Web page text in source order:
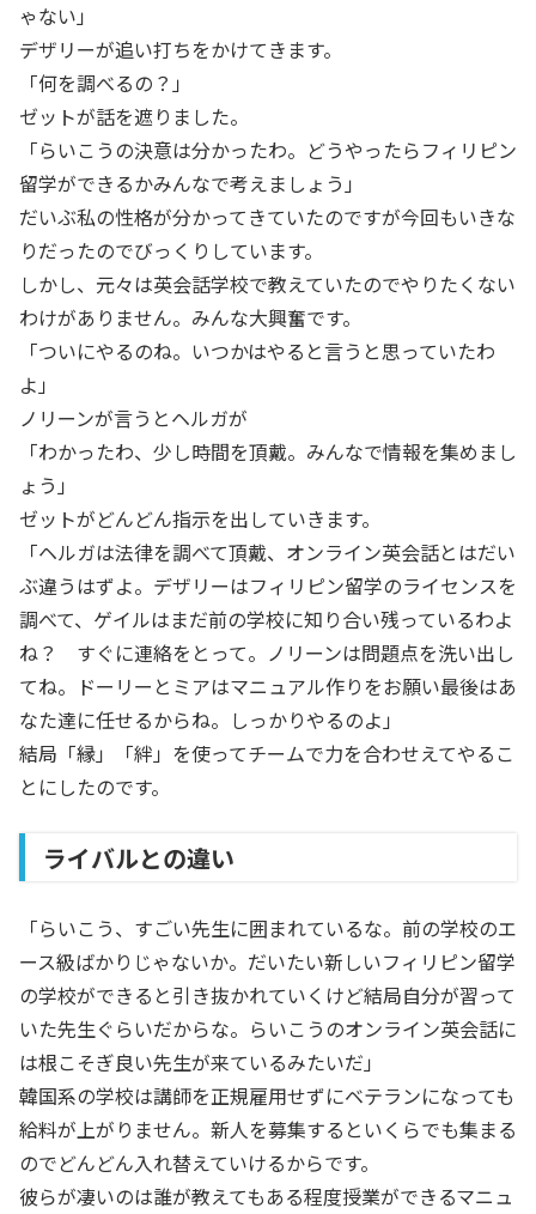
ゃない」
デザリーが追い打ちをかけてきます。
「何を調べるの？」
ゼットが話を遮りました。
「らいこうの決意は分かったわ。どうやったらフィリピン
留学ができるかみんなで考えましょう」
だいぶ私の性格が分かってきていたのですが今回もいきな
りだったのでびっくりしています。
しかし、元々は英会話学校で教えていたのでやりたくない
わけがありません。みんな大興奮です。
「ついにやるのね。いつかはやると言うと思っていたわ
よ」
ノリーンが言うとヘルガが
「わかったわ、少し時間を頂戴。みんなで情報を集めまし
ょう」
ゼットがどんどん指示を出していきます。
「ヘルガは法律を調べて頂戴、オンライン英会話とはだい
ぶ違うはずよ。デザリーはフィリピン留学のライセンスを
調べて、ゲイルはまだ前の学校に知り合い残っているわよ
ね？ すぐに連絡をとって。ノリーンは問題点を洗い出し
てね。ドーリーとミアはマニュアル作りをお願い最後はあ
なた達に任せるからね。しっかりやるのよ」
結局「縁」「絆」を使ってチームで力を合わせえてやるこ
とにしたのです。
ライバルとの違い
「らいこう、すごい先生に囲まれているな。前の学校のエ
ース級ばかりじゃないか。だいたい新しいフィリピン留学
の学校ができると引き抜かれていくけど結局自分が習って
いた先生ぐらいだからな。らいこうのオンライン英会話に
は根こそぎ良い先生が来ているみたいだ」
韓国系の学校は講師を正規雇用せずにベテランになっても
給料が上がりません。新人を募集するといくらでも集まる
のでどんどん入れ替えていけるからです。
彼らが凄いのは誰が教えてもある程度授業ができるマニュ